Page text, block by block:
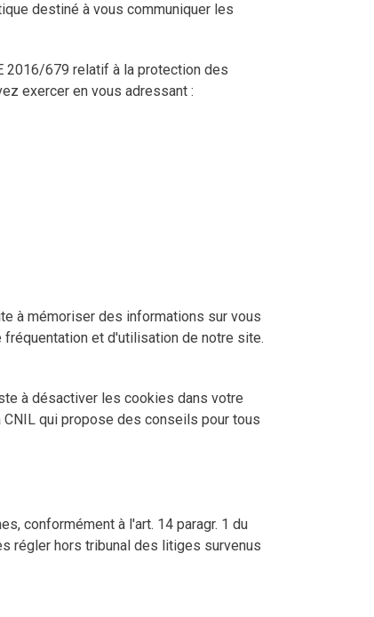
destiné à vous communiquer les
2016/679 relatif à la protection des
exercer en vous adressant :
à mémoriser des informations sur vous
et d'utilisation de notre site.
à désactiver les cookies dans votre
CNIL qui propose des conseils pour tous
conformément à l'art. 14 paragr. 1 du
régler hors tribunal des litiges survenus